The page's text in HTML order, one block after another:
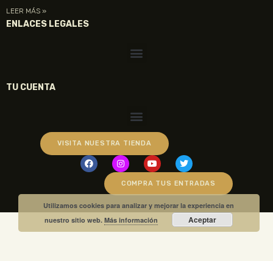
LEER MÁS »
ENLACES LEGALES
TU CUENTA
VISITA NUESTRA TIENDA
COMPRA TUS ENTRADAS
Utilizamos cookies para analizar y mejorar la experiencia en
nuestro sitio web.Más información Aceptar